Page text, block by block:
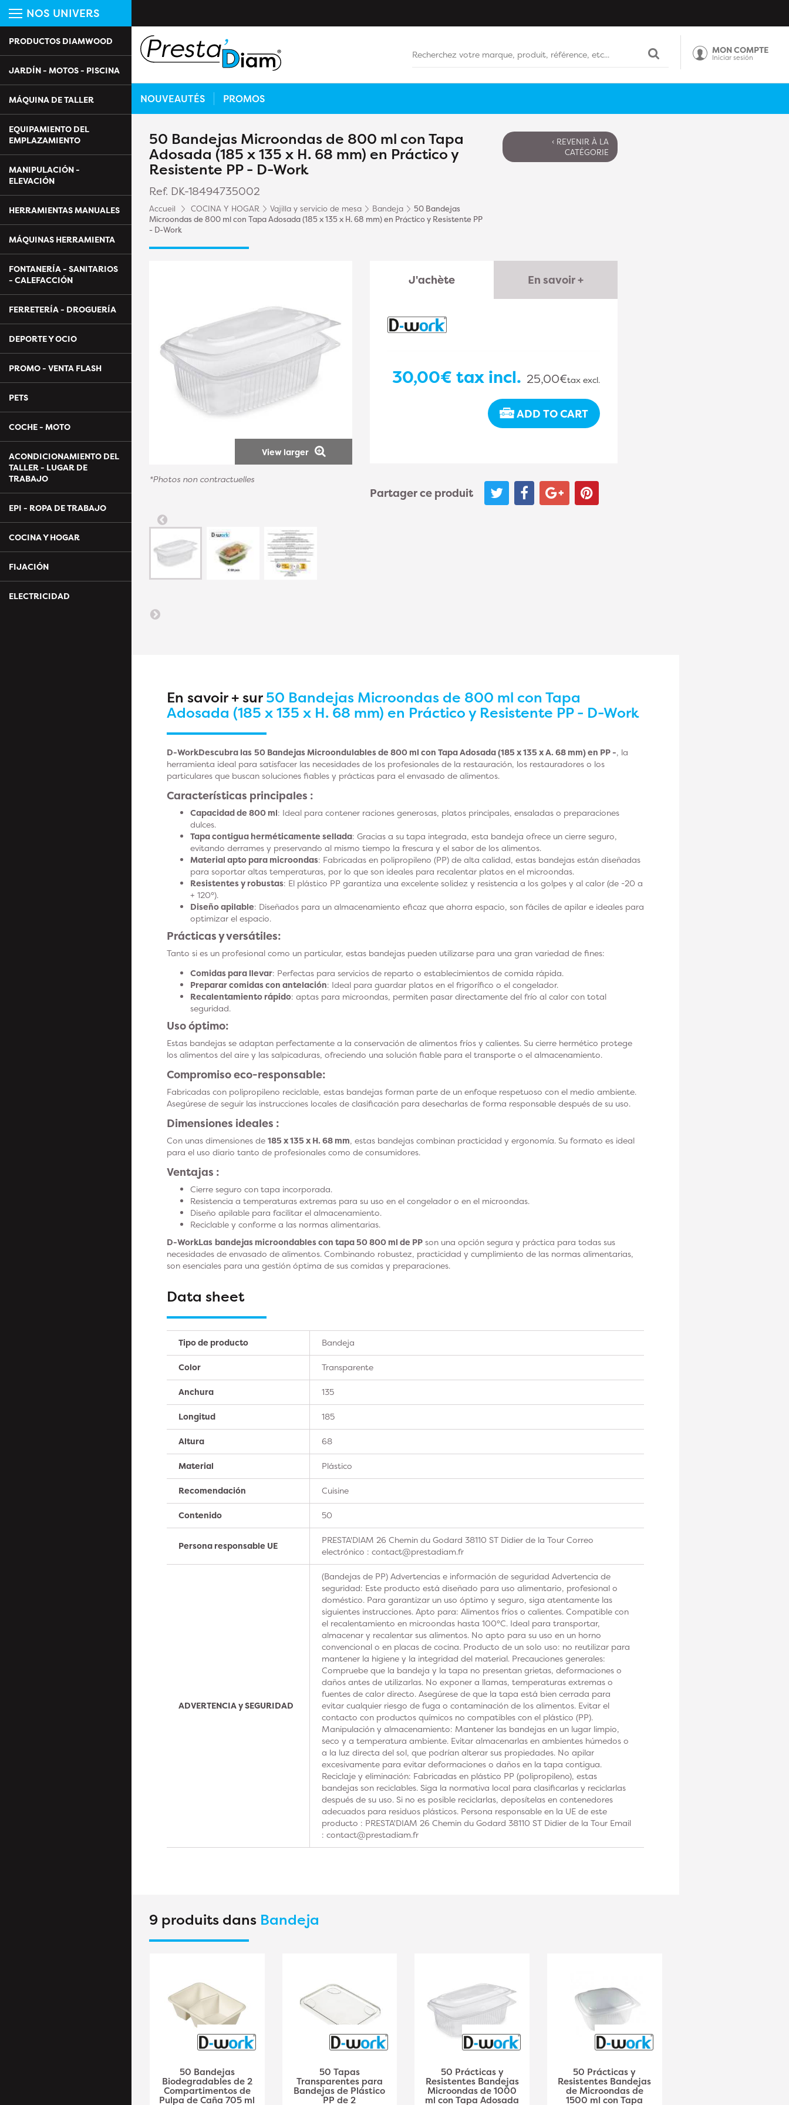
NOS UNIVERS
PRODUCTOS DIAMWOOD
JARDÍN - MOTOS - PISCINA
MÁQUINA DE TALLER
EQUIPAMIENTO DEL
EMPLAZAMIENTO
MANIPULACIÓN -
ELEVACIÓN
HERRAMIENTAS MANUALES
MÁQUINAS HERRAMIENTA
FONTANERÍA - SANITARIOS
- CALEFACCIÓN
FERRETERÍA - DROGUERÍA
DEPORTE Y OCIO
PROMO - VENTA FLASH
PETS
COCHE - MOTO
ACONDICIONAMIENTO DEL
TALLER - LUGAR DE
TRABAJO
EPI - ROPA DE TRABAJO
COCINA Y HOGAR
FIJACIÓN
ELECTRICIDAD
MON COMPTE
Iniciar sesión
NOUVEAUTÉS PROMOS
50 Bandejas Microondas de 800 ml con Tapa
Adosada (185 x 135 x H. 68 mm) en Práctico y
Resistente PP - D-Work
Ref. DK-18494735002
Accueil COCINA Y HOGAR Vajilla y servicio de mesa Bandeja
50 Bandejas
Microondas de 800 ml con Tapa Adosada (185 x 135 x H. 68 mm) en Práctico y Resistente PP
- D-Work
‹ REVENIR À LA
CATÉGORIE
View larger
*Photos non contractuelles
J'achète En savoir +
30,00€ tax incl. 25,00€tax excl.
ADD TO CART
Partager ce produit
En savoir + sur50 Bandejas Microondas de 800 ml con Tapa
Adosada (185 x 135 x H. 68 mm) en Práctico y Resistente PP - D-Work
D-WorkDescubra las 50 Bandejas Microondulables de 800 ml con Tapa Adosada (185 x 135 x A. 68 mm) en PP -, la
herramienta ideal para satisfacer las necesidades de los profesionales de la restauración, los restauradores o los
particulares que buscan soluciones fiables y prácticas para el envasado de alimentos.
Características principales :
Capacidad de 800 ml: Ideal para contener raciones generosas, platos principales, ensaladas o preparaciones
dulces.
Tapa contigua herméticamente sellada: Gracias a su tapa integrada, esta bandeja ofrece un cierre seguro,
evitando derrames y preservando al mismo tiempo la frescura y el sabor de los alimentos.
Material apto para microondas: Fabricadas en polipropileno (PP) de alta calidad, estas bandejas están diseñadas
para soportar altas temperaturas, por lo que son ideales para recalentar platos en el microondas.
Resistentes y robustas: El plástico PP garantiza una excelente solidez y resistencia a los golpes y al calor (de -20 a
+ 120°).
Diseño apilable: Diseñados para un almacenamiento eficaz que ahorra espacio, son fáciles de apilar e ideales para
optimizar el espacio.
Prácticas y versátiles:
Tanto si es un profesional como un particular, estas bandejas pueden utilizarse para una gran variedad de fines:
Comidas para llevar: Perfectas para servicios de reparto o establecimientos de comida rápida.
Preparar comidas con antelación: Ideal para guardar platos en el frigorífico o el congelador.
Recalentamiento rápido: aptas para microondas, permiten pasar directamente del frío al calor con total
seguridad.
Uso óptimo:
Estas bandejas se adaptan perfectamente a la conservación de alimentos fríos y calientes. Su cierre hermético protege
los alimentos del aire y las salpicaduras, ofreciendo una solución fiable para el transporte o el almacenamiento.
Compromiso eco-responsable:
Fabricadas con polipropileno reciclable, estas bandejas forman parte de un enfoque respetuoso con el medio ambiente.
Asegúrese de seguir las instrucciones locales de clasificación para desecharlas de forma responsable después de su uso.
Dimensiones ideales :
Con unas dimensiones de 185 x 135 x H. 68 mm, estas bandejas combinan practicidad y ergonomía. Su formato es ideal
para el uso diario tanto de profesionales como de consumidores.
Ventajas :
Cierre seguro con tapa incorporada.
Resistencia a temperaturas extremas para su uso en el congelador o en el microondas.
Diseño apilable para facilitar el almacenamiento.
Reciclable y conforme a las normas alimentarias.
D-WorkLas bandejas microondables con tapa 50 800 ml de PP son una opción segura y práctica para todas sus
necesidades de envasado de alimentos. Combinando robustez, practicidad y cumplimiento de las normas alimentarias,
son esenciales para una gestión óptima de sus comidas y preparaciones.
Data sheet
Tipo de producto Bandeja
Color Transparente
Anchura 135
Longitud 185
Altura 68
Material Plástico
Recomendación Cuisine
Contenido 50
Persona responsable UE
PRESTA'DIAM 26 Chemin du Godard 38110 ST Didier de la Tour Correo
electrónico : contact@prestadiam.fr
ADVERTENCIA y SEGURIDAD
(Bandejas de PP) Advertencias e información de seguridad Advertencia de
seguridad: Este producto está diseñado para uso alimentario, profesional o
doméstico. Para garantizar un uso óptimo y seguro, siga atentamente las
siguientes instrucciones. Apto para: Alimentos fríos o calientes. Compatible con
el recalentamiento en microondas hasta 100°C. Ideal para transportar,
almacenar y recalentar sus alimentos. No apto para su uso en un horno
convencional o en placas de cocina. Producto de un solo uso: no reutilizar para
mantener la higiene y la integridad del material. Precauciones generales:
Compruebe que la bandeja y la tapa no presentan grietas, deformaciones o
daños antes de utilizarlas. No exponer a llamas, temperaturas extremas o
fuentes de calor directo. Asegúrese de que la tapa está bien cerrada para
evitar cualquier riesgo de fuga o contaminación de los alimentos. Evitar el
contacto con productos químicos no compatibles con el plástico (PP).
Manipulación y almacenamiento: Mantener las bandejas en un lugar limpio,
seco y a temperatura ambiente. Evitar almacenarlas en ambientes húmedos o
a la luz directa del sol, que podrían alterar sus propiedades. No apilar
excesivamente para evitar deformaciones o daños en la tapa contigua.
Reciclaje y eliminación: Fabricadas en plástico PP (polipropileno), estas
bandejas son reciclables. Siga la normativa local para clasificarlas y reciclarlas
después de su uso. Si no es posible reciclarlas, deposítelas en contenedores
adecuados para residuos plásticos. Persona responsable en la UE de este
producto : PRESTA'DIAM 26 Chemin du Godard 38110 ST Didier de la Tour Email
: contact@prestadiam.fr
9 produits dans Bandeja
50 Bandejas
Biodegradables de 2
Compartimentos de
Pulpa de Caña 705 ml
50 Tapas
Transparentes para
Bandejas de Plástico
PP de 2
50 Prácticas y
Resistentes Bandejas
Microondas de 1000
ml con Tapa Adosada
50 Prácticas y
Resistentes Bandejas
de Microondas de
1500 ml con Tapa